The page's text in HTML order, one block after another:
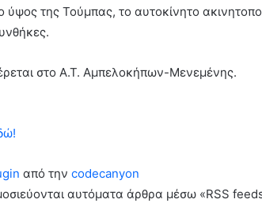
ύψος της Τούμπας, το αυτοκίνητο
στο Α.Τ. Αμπελοκήπων-Μενεμένης.
από την codecanyon
αυτόματα άρθρα μέσω «RSS